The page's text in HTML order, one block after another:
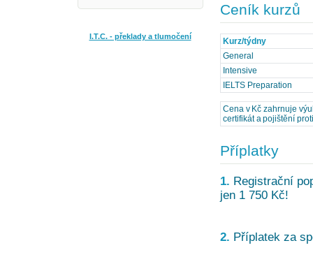
I.T.C. - překlady a tlumočení
Ceník kurzů
Kurz/týdny
General
Intensive
IELTS Preparation
Cena v Kč zahrnuje
certifikát a pojištění
Příplatky
1. Registrační
jen 1 750 Kč!
2. Příplatek za